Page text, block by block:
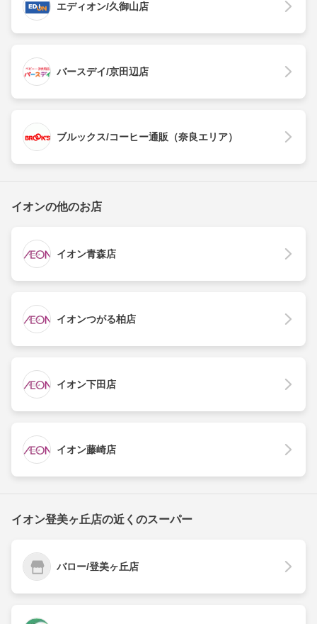
エディオン/久御山店
バースデイ/京田辺店
ブルックス/コーヒー通販（奈良エリア）
イオンの他のお店
イオン青森店
イオンつがる柏店
イオン下田店
イオン藤崎店
イオン登美ヶ丘店の近くのスーパー
バロー/登美ヶ丘店